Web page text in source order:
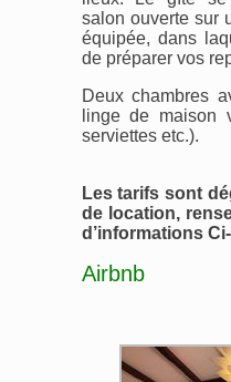
salon ouverte sur
équipée, dans
de préparer vos
Deux chambres
linge de maison
serviettes etc.).
Les tarifs sont
de location,
d’informations
Airbnb